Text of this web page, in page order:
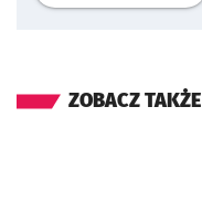
ZOBACZ TAKŻE